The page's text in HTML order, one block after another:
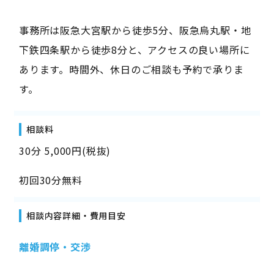
事務所は阪急大宮駅から徒歩5分、阪急烏丸駅・地
下鉄四条駅から徒歩8分と、アクセスの良い場所に
あります。時間外、休日のご相談も予約で承りま
す。
相談料
30分 5,000円(税抜)
初回30分無料
相談内容詳細・費用目安
離婚調停・交渉